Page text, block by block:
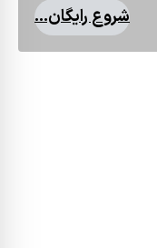
شروع رایگان...